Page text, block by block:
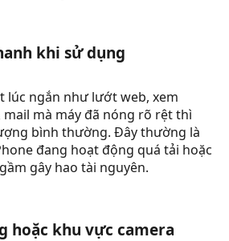
khi sử dụng​
lúc ngắn như lướt web, xem
mail mà máy đã nóng rõ rệt thì
bình thường. Đây thường là
đang hoạt động quá tải hoặc
gây hao tài nguyên.
hoặc khu vực camera​